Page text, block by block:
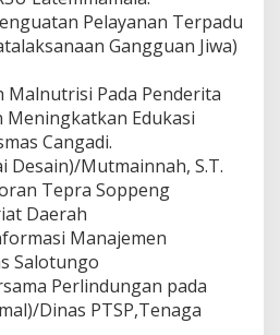
Pelayanan Terpadu
Gangguan Jiwa)
Malnutrisi Pada Penderita
Edukasi
Cangadi.
Desain)/Mutmainnah, S.T.
Tepra Soppeng
Daerah
Manajemen
Salotungo
Perlindungan pada
Dinas PTSP,Tenaga